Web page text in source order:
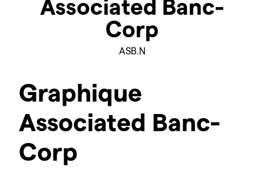
Associated Banc-
Corp
ASB.N
Graphique
Associated Banc-
Corp